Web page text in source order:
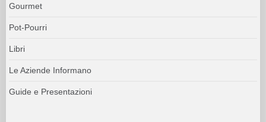
Gourmet
Pot-Pourri
Libri
Le Aziende Informano
Guide e Presentazioni